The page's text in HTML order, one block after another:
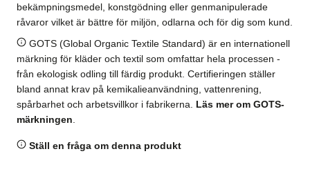
bekämpningsmedel, konstgödning eller genmanipulerade
råvaror vilket är bättre för miljön, odlarna och för dig som kund.
GOTS (Global Organic Textile Standard) är en internationell
märkning för kläder och textil som omfattar hela processen -
från ekologisk odling till färdig produkt. Certifieringen ställer
bland annat krav på kemikalieanvändning, vattenrening,
spårbarhet och arbetsvillkor i fabrikerna. Läs mer om GOTS-
märkningen
Ställ en fråga om denna produkt